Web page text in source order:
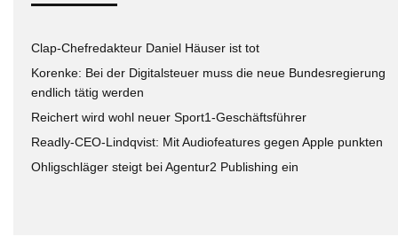
Clap-Chefredakteur Daniel Häuser ist tot
Korenke: Bei der Digitalsteuer muss die neue Bundesregierung
endlich tätig werden
Reichert wird wohl neuer Sport1-Geschäftsführer
Readly-CEO-Lindqvist: Mit Audiofeatures gegen Apple punkten
Ohligschläger steigt bei Agentur2 Publishing ein